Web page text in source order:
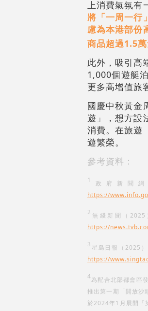
上消費氣氛有
將「一周一行
慮為本港部份
商品超過1.5
此外，吸引高
1,000個遊艇
更多高增值旅
國慶中秋黃金
遊」，想方設
消費。在旅遊
遊繁榮。
參考資料：
1
政府新聞
https://
2 無綫新聞（
https://
3星島日報（2025
https://
4為配合北部都會區
推出第一期「開放沙
於2024年1月展開「